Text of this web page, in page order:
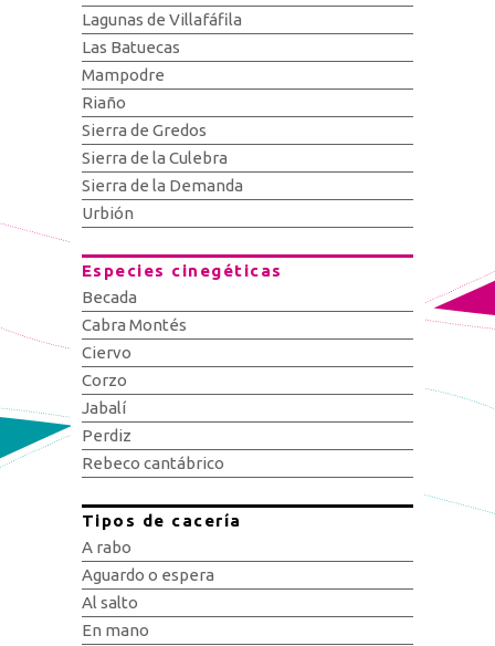
Lagunas de Villafáfila
Las Batuecas
Mampodre
Riaño
Sierra de Gredos
Sierra de la Culebra
Sierra de la Demanda
Urbión
Especies cinegéticas
Becada
Cabra Montés
Ciervo
Corzo
Jabalí
Perdiz
Rebeco cantábrico
Tipos de cacería
A rabo
Aguardo o espera
Al salto
En mano